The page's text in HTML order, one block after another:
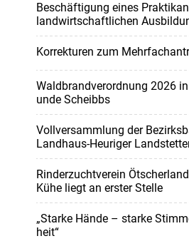
Beschäftigung eines
landwirtschaftlichen
Korrekturen zum
Waldbrandverordnung 2026
unde Scheibbs
Vollversammlung der
Landhaus-Heuriger
Rinderzuchtverein
Kühe liegt an erster Stelle
„Starke Hände – starke
heit“